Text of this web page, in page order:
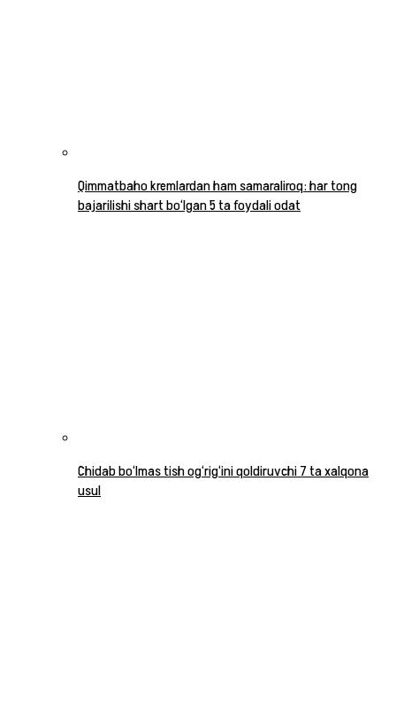
Qimmatbaho kremlardan ham samaraliroq: har tong
bajarilishi shart bo‘lgan 5 ta foydali odat
Chidab bo‘lmas tish og‘rig‘ini qoldiruvchi 7 ta xalqona
usul